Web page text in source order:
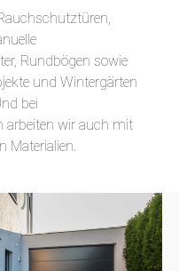
Rundbögen sowie
und Wintergärten
bei
arbeiten wir auch mit
Materialien.